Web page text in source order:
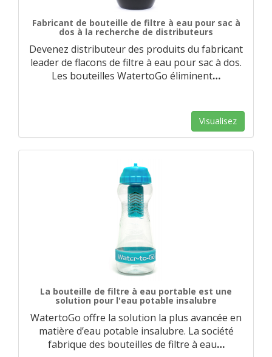
Fabricant de bouteille de filtre à eau pour sac à
dos à la recherche de distributeurs
Devenez distributeur des produits du fabricant
leader de flacons de filtre à eau pour sac à dos.
Les bouteilles WatertoGo éliminent…
Visualisez
La bouteille de filtre à eau portable est une
solution pour l'eau potable insalubre
WatertoGo offre la solution la plus avancée en
matière d’eau potable insalubre. La société
fabrique des bouteilles de filtre à eau…